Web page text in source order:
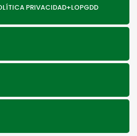
PRIVACIDAD+LOPGDD